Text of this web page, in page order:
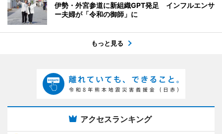
伊勢・外宮参道に新組織GPT発足 インフルエンサ
ー夫婦が「令和の御師」に
もっと見る
アクセスランキング